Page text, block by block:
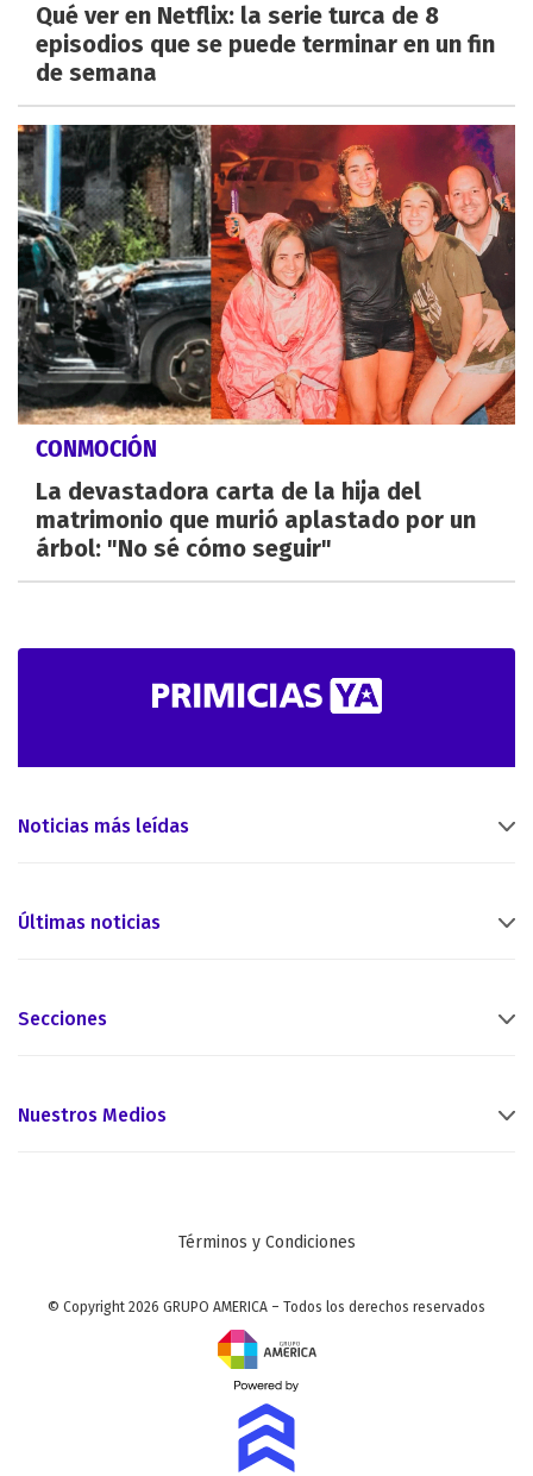
Qué ver en Netflix: la serie turca de 8
episodios que se puede terminar en un fin
de semana
CONMOCIÓN
La devastadora carta de la hija del
matrimonio que murió aplastado por un
árbol: "No sé cómo seguir"
Noticias más leídas
Últimas noticias
Secciones
Nuestros Medios
Términos y Condiciones
© Copyright 2026 GRUPO AMERICA – Todos los derechos reservados